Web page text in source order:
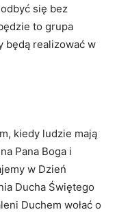
się bez
to grupa
będą realizować w
kiedy ludzie mają
Pana Boga i
w Dzień
Ducha Świętego
Duchem wołać o